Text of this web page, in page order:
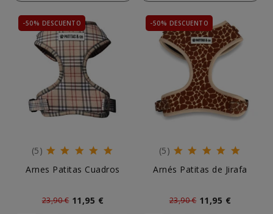
-50% DESCUENTO
(5)
Arnes Patitas Cuadros
23,90 € 11,95 €
-50% DESCUENTO
(5)
Arnés Patitas de Jirafa
23,90 € 11,95 €